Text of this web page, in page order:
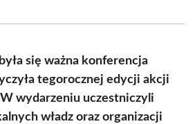
się ważna konferencja
tegorocznej edycji akcji
wydarzeniu uczestniczyli
władz oraz organizacji